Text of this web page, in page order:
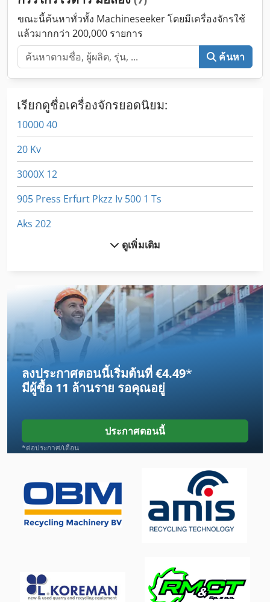
ขณะนี้ค้นหาทั่วทั้ง Machineseeker โดยมีเครื่องจักรใช้
แล้วมากกว่า 200,000 รายการ
ค้นหา
เรียกดูชื่อเครื่องจักรยอดนิยม:
10000 40
20 Kv
3000X 12
905 Press Erfurt Pkzz Iv 500 1 Ts
Aks 202
Dsd 201
Dws
Dws 200
Egv 12
Frm D Midi
Gl 172
Gx 11 Ff
Lm
Lm Guide
Ps 174
ดูเพิ่มเติม
ลงประกาศตอนนี้เริ่มต้นที่ €4.49*
มีผู้ซื้อ 11 ล้านราย รอคุณอยู่
ประกาศตอนนี้
*ต่อประกาศ/เดือน